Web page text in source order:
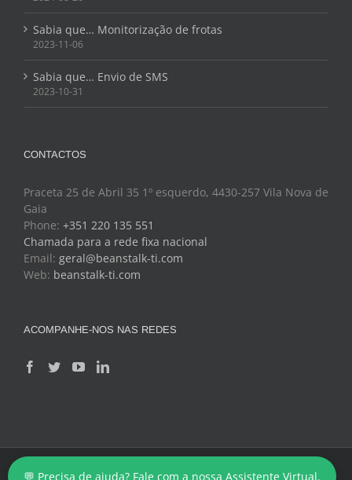
Sabia que… Monitorização de frotas
2023-11-06
Sabia que… Envio de SMS
2023-10-31
CONTACTOS
Praceta 25 de Abril 35 1º esquerdo, 4430-257 Vila Nova de
Gaia
Phone: +351 220 135 551
Chamada para a rede fixa nacional
Email: geral@beanstalk-ti.com
Web: beanstalk-ti.com
ACOMPANHE-NOS NAS REDES
Copyright 2024 - BeanStalk - Tecnologias de Informação
💬 Precisa de ajuda? Fale com a nossa Assistente Virtual.